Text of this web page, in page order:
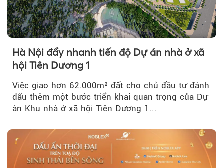
Hà Nội đẩy nhanh tiến độ Dự án nhà ở xã
hội Tiên Dương 1
Việc giao hơn 62.000m² đất cho chủ đầu tư đánh
dấu thêm một bước triển khai quan trọng của Dự
án Khu nhà ở xã hội Tiên Dương 1...